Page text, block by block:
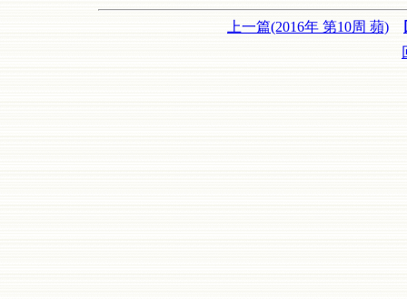
上一篇(2016年 第10周 蘋)